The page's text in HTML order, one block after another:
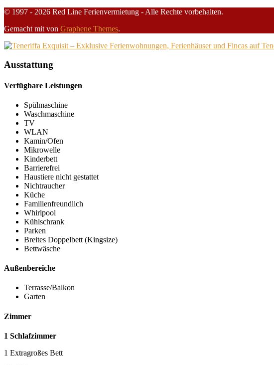
© 1997 - 2026 Red Line Ferienvermietung - Alle Rechte vorbehalten.
Gemacht mit von Graphene Themes.
Ausstattung
Verfügbare Leistungen
Spülmaschine
Waschmaschine
TV
WLAN
Kamin/Ofen
Mikrowelle
Kinderbett
Barrierefrei
Haustiere nicht gestattet
Nichtraucher
Küche
Familienfreundlich
Whirlpool
Kühlschrank
Parken
Breites Doppelbett (Kingsize)
Bettwäsche
Außenbereiche
Terrasse/Balkon
Garten
Zimmer
1 Schlafzimmer
1 Extragroßes Bett